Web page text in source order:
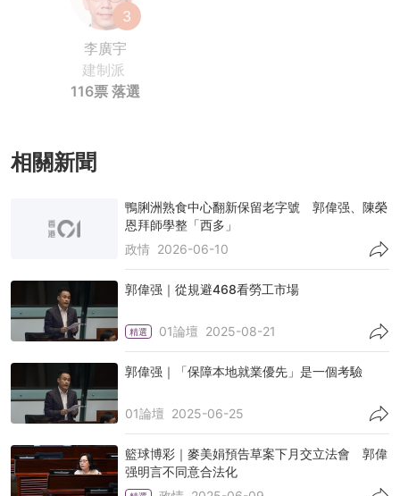
3
李廣宇
建制派
116票 落選
相關新聞
鴨脷洲熟食中心翻新保留老字號 郭偉强、陳榮
恩拜師學整「西多」
政情 2026-06-10
郭偉强｜從規避468看勞工市場
精選 01論壇 2025-08-21
郭偉强｜「保障本地就業優先」是一個考驗
01論壇 2025-06-25
籃球博彩｜麥美娟預告草案下月交立法會 郭偉
强明言不同意合法化